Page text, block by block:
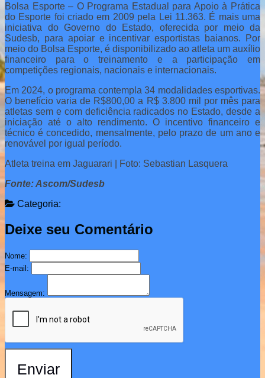
Bolsa Esporte – O Programa Estadual para Apoio à Prática
do Esporte foi criado em 2009 pela Lei 11.363. É mais uma
iniciativa do Governo do Estado, oferecida por meio da
Sudesb, para apoiar e incentivar esportistas baianos. Por
meio do Bolsa Esporte, é disponibilizado ao atleta um auxílio
financeiro para o treinamento e a participação em
competições regionais, nacionais e internacionais.
Em 2024, o programa contempla 34 modalidades esportivas.
O benefício varia de R$800,00 a R$ 3.800 mil por mês para
atletas sem e com deficiência radicados no Estado, desde a
iniciação até o alto rendimento. O incentivo financeiro e
técnico é concedido, mensalmente, pelo prazo de um ano e
renovável por igual período.
Atleta treina em Jaguarari | Foto: Sebastian Lasquera
Fonte: Ascom/Sudesb
Categoria:
Deixe seu Comentário
Nome:
E-mail:
Mensagem:
Enviar